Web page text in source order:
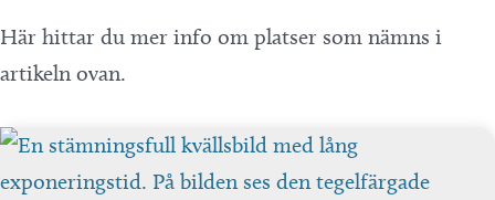
Här hittar du mer info om platser som nämns i
artikeln ovan.